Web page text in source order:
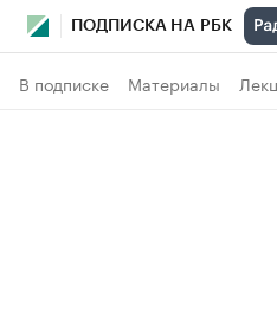
ПОДПИСКА НА РБК
В подписке Материалы